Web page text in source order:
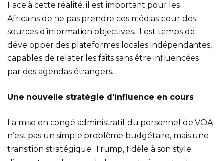
Face à cette réalité, il est important pour les
Africains de ne pas prendre ces médias pour des
sources d’information objectives. Il est temps de
développer des plateformes locales indépendantes,
capables de relater les faits sans être influencées
par des agendas étrangers.
Une nouvelle stratégie d’Influence en cours
La mise en congé administratif du personnel de VOA
n’est pas un simple problème budgétaire, mais une
transition stratégique. Trump, fidèle à son style